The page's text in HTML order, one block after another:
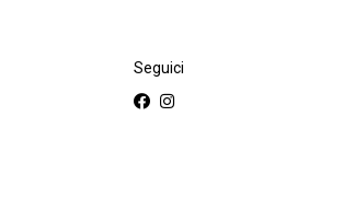
Seguici